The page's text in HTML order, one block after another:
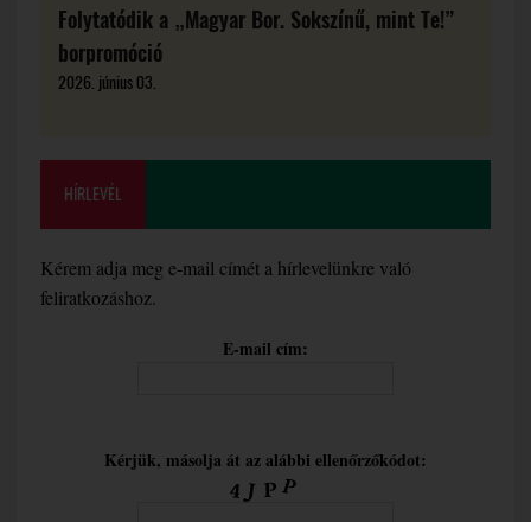
Folytatódik a „Magyar Bor. Sokszínű, mint Te!”
borpromóció
2026. június 03.
HÍRLEVÉL
Kérem adja meg e-mail címét a hírlevelünkre való
feliratkozáshoz.
E-mail cím:
Kérjük, másolja át az alábbi ellenőrzőkódot: